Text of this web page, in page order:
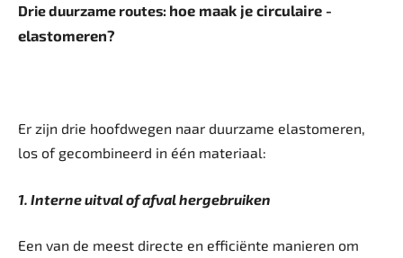
Drie duurzame routes: hoe maak je circulaire ­
elastomeren?
Er zijn drie hoofdwegen naar duurzame elastomeren,
los of gecombineerd in één materiaal:
1. Interne uitval of afval ­hergebruiken
Een van de meest directe en efficiënte manieren om